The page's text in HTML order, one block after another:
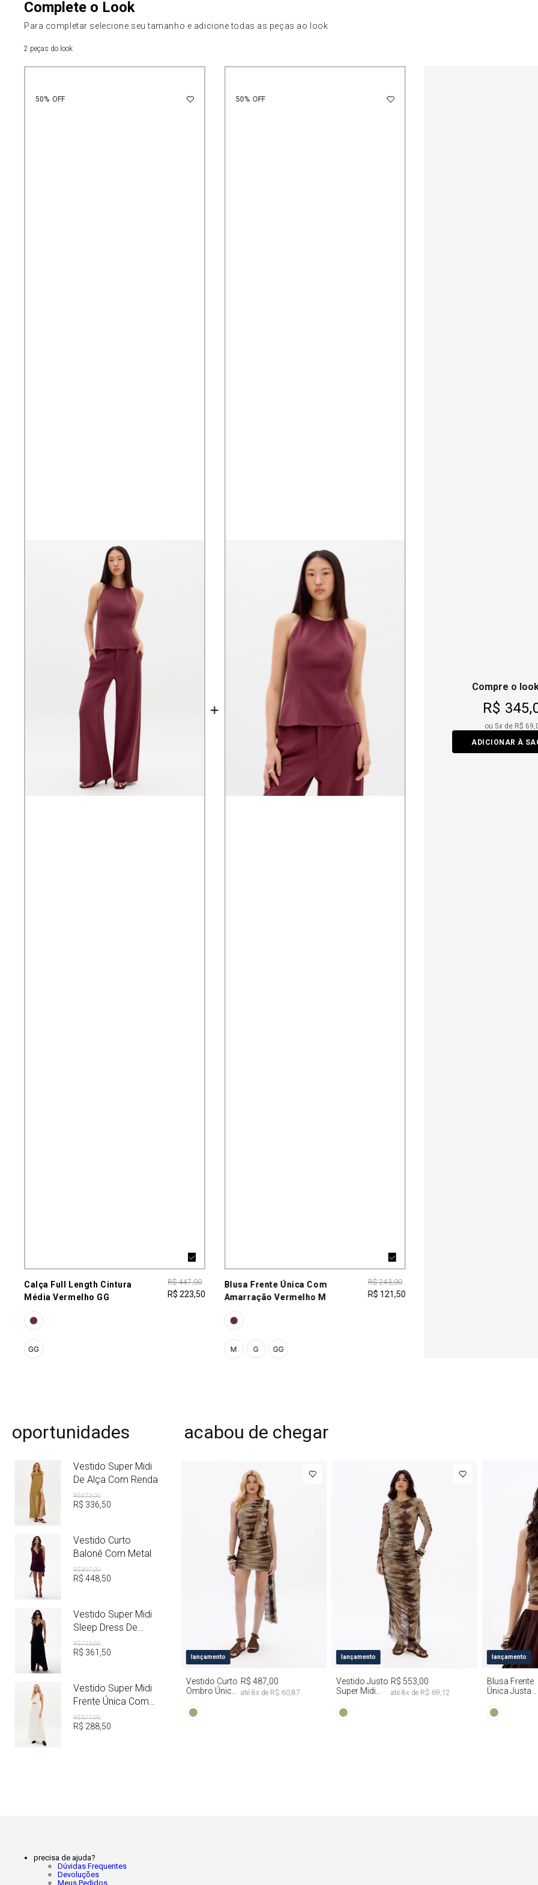
Complete o Look
Para completar selecione seu tamanho e adicione todas as peças ao look
2 peças do look
50% OFF
Calça Full Length Cintura
Média Vermelho GG
R$ 447,00
R$ 223,50
GG
50% OFF
Blusa Frente Única Com
Amarração Vermelho M
R$ 243,00
R$ 121,50
G GG
M
Compre o
R$
ou5x de R$
ADICIONAR À
oportunidades
Vestido Super Midi
De Alça Com Renda
R$673,00
R$ 336 50
Vestido Curto
Balonê Com Metal
R$897,00
R$ 448, 50
Vestido Super Midi
Sleep Dress De
Cetim Com Metal
R$723,00
R$ 361 50
Vestido Super Midi
Frente Única Com
Linho
R$577,00
R$ 288, 50
acabou de chegar
lançamento
PP P M
Vestido Curto
Ombro Único
Dye
R$ 487,00
até 8x de R$ 60,87
lançamento
PP M G
Vestido Justo
Super Midi
Tie Dye
R$ 553,00
até 8x de R$ 69,12
lançamento
PP
Blusa Frente
Única Justa
precisa de ajuda?
Dúvidas Frequentes
Devoluções
Meus Pedidos